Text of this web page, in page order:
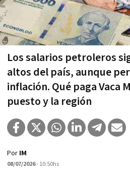
Los salarios petroleros
altos del país, aunque
inflación. Qué paga Vaca
puesto y la región
Por IM
08/07/2026- 10:50hs